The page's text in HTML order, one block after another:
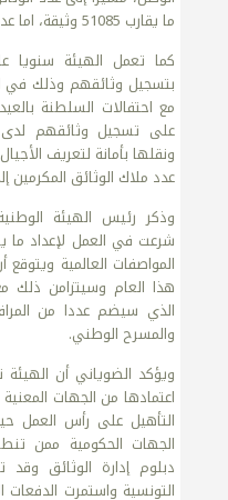
ما يقارب 51085 وثيقة، اما عدد المخطوطات بلغ 902 مخطوط.
كما تعمل الهيئة سنويا
بتسجيل وثائقهم وذلك في
مع احتفالات السلطنة
على تسجيل وثائقهم لدى
ونقلها بأمانة لتعريف
عدد ملاك الوثائق المكرمين إلى هذا
وذكر رئيس الهيئة
شرعت في العمل لإعداد ما
المواصفات العالمية
هذا العام وسيتزامن ذلك
الذي سيضم عددا من
والمسرح الوطني.
ويؤكد الضوياني أن
التأهيل على رأس العمل
الجهات الحكومية ممن
دبلوم إدارة الوثائق
التونسية واستمرت